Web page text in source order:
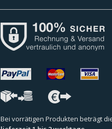
Bei vorrätigen Produkten beträgt